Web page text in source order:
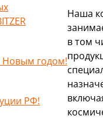
годом!
РФ!
Наша
в том